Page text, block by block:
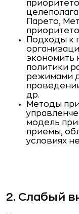
Парето,
Подходы к
экономить
политики
режимами
др.
Методы
модель
приемы,
условиях
2. Слабый